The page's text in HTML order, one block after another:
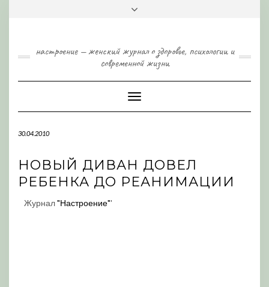
настроение — женский журнал о здоровье, психологии и
современной жизни
Toggle
Navigation
30.04.2010
НОВЫЙ ДИВАН ДОВЕЛ
РЕБЕНКА ДО РЕАНИМАЦИИ
Журнал"Настроение"'